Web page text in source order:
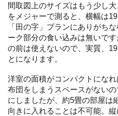
間取図上のサイズはもう少し
をメジャーで測ると、横幅は
「田の字」プランにありがち
ーク部分の食い込みは無いで
の前は使えないので、実質、
とになります。
洋室の面積がコンパクトになれ
布団をしまうスペースがない
にしましたが、約5畳の部屋は
向きに入れることは不可能。